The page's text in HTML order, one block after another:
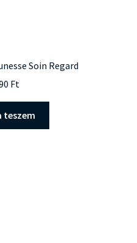
Soin Regard
Ft
teszem